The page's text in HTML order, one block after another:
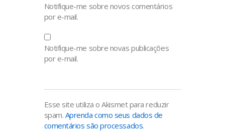
Notifique-me sobre novos comentários
por e-mail.
Notifique-me sobre novas publicações
por e-mail.
Esse site utiliza o Akismet para reduzir
spam. Aprenda como seus dados de
comentários são processados.